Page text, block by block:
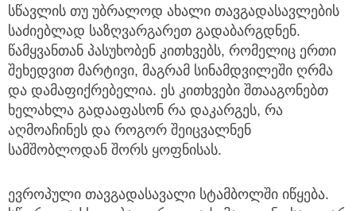
სწავლის თუ უბრალოდ ახალი თავგადასავლების
საძიებლად საზღვარგარეთ გადაბარგდნენ.
წამყვანთან პასუხობენ კითხვებს, რომელიც ერთი
შეხედვით მარტივი, მაგრამ სინამდვილეში ღრმა
და დამაფიქრებელია. ეს კითხვები შთააგონებთ
ხელახლა გადააფასონ რა დაკარგეს, რა
აღმოაჩინეს და როგორ შეიცვალნენ
სამშობლოდან შორს ყოფნისას.
ევროპული თავგადასავალი სტამბოლში იწყება.